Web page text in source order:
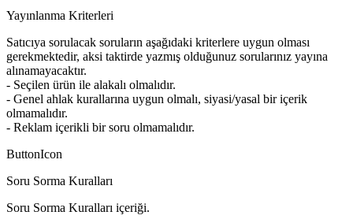
Yayınlanma Kriterleri
Satıcıya sorulacak soruların aşağıdaki kriterlere uygun olması
gerekmektedir, aksi taktirde yazmış olduğunuz sorularınız yayına
alınamayacaktır.
- Seçilen ürün ile alakalı olmalıdır.
- Genel ahlak kurallarına uygun olmalı, siyasi/yasal bir içerik
olmamalıdır.
- Reklam içerikli bir soru olmamalıdır.
ButtonIcon
Soru Sorma Kuralları
Soru Sorma Kuralları içeriği.